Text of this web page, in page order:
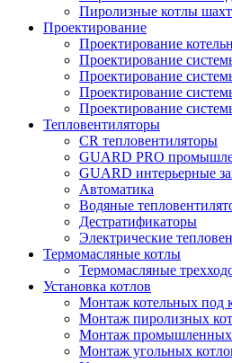
Пиролизные котлы
Проектирование
Проектирование
Проектирование
Проектирование
Проектирование
Проектирование
Тепловентиляторы
CR тепловентиляторы
GUARD PRO
GUARD интерьерные
Автоматика
Водяные
Дестратификаторы
Электрические
Термомасляные котлы
Термомасляные
Установка котлов
Монтаж котельных под
Монтаж пиролизных
Монтаж промышленных
Монтаж угольных